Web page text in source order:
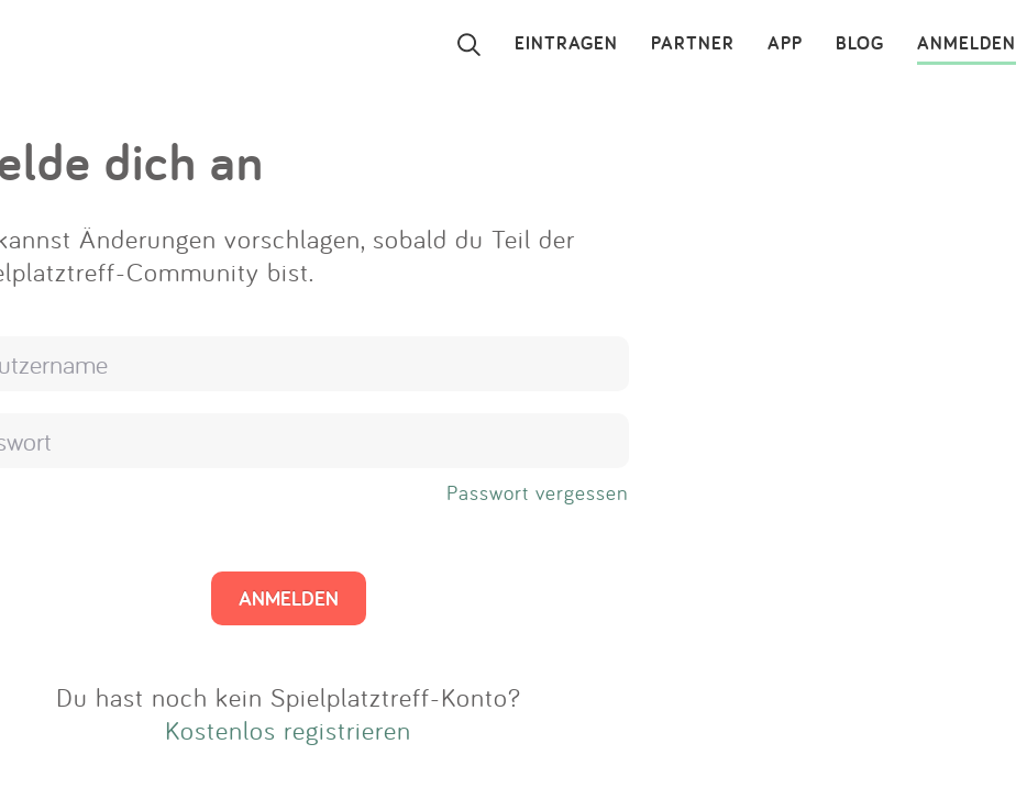
ANMELDEN
BLOG
APP
PARTNER
EINTRAGEN ×
App
Anmelden
dich an
Änderungen vorschlagen, sobald du Teil der
Community bist.
Passwort vergessen
Du hast noch kein Spielplatztreff-Konto?
Kostenlos registrieren